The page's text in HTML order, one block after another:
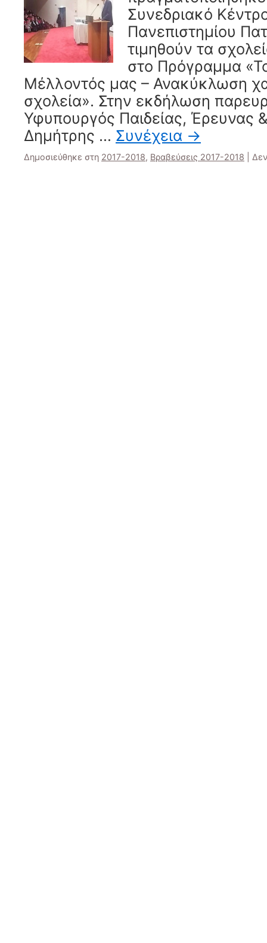
Συνεδριακό
Πανεπιστημίου
τιμηθούν τα
στο Πρόγραμμα
Μέλλοντός μας – Ανακύκλωση
σχολεία». Στην εκδήλωση
Υφυπουργός Παιδείας, Έρευνας
Δημήτρης … Συνέχεια →
Δημοσιεύθηκε στη 2017-2018, Βραβεύσεις 2017-2018